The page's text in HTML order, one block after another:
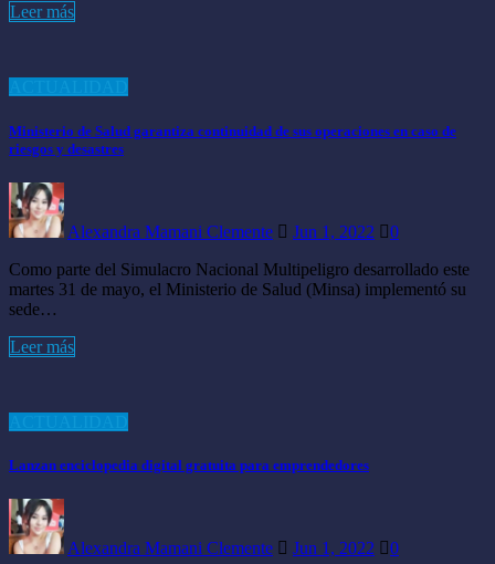
Leer más
Ministerio de Salud garantiza continuidad de sus operaciones en caso de
riesgos y desastres
Alexandra Mamani Clemente Jun 1, 2022
0
Como parte del Simulacro Nacional Multipeligro desarrollado este
martes 31 de mayo, el Ministerio de Salud (Minsa) implementó su
sede…
Leer más
Lanzan enciclopedia digital gratuita para emprendedores
Alexandra Mamani Clemente Jun 1, 2022
0